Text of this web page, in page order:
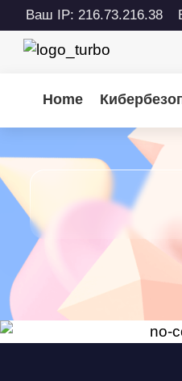
Ваш IP: 216.73.216.38
Home